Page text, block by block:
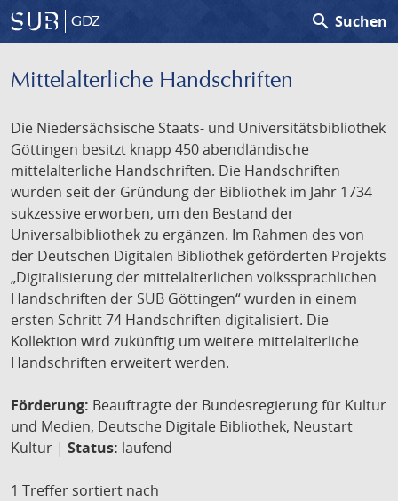
GDZ search Suchen
Mittelalterliche Handschriften
Die Niedersächsische Staats- und Universitätsbibliothek
Göttingen besitzt knapp 450 abendländische
mittelalterliche Handschriften. Die Handschriften
wurden seit der Gründung der Bibliothek im Jahr 1734
sukzessive erworben, um den Bestand der
Universalbibliothek zu ergänzen. Im Rahmen des von
der Deutschen Digitalen Bibliothek geförderten Projekts
„Digitalisierung der mittelalterlichen volkssprachlichen
Handschriften der SUB Göttingen“ wurden in einem
ersten Schritt 74 Handschriften digitalisiert. Die
Kollektion wird zukünftig um weitere mittelalterliche
Handschriften erweitert werden.
Förderung: Beauftragte der Bundesregierung für Kultur
und Medien, Deutsche Digitale Bibliothek, Neustart
Kultur | Status: laufend
1 Treffer sortiert nach